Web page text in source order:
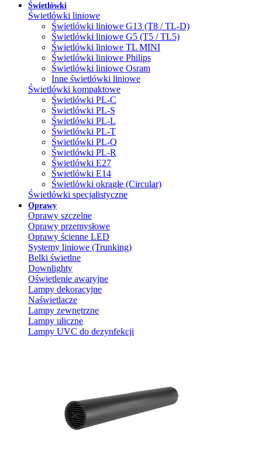
Świetlówki
Świetlówki liniowe
Świetlówki liniowe G13 (T8 / TL-D)
Świetlówki liniowe G5 (T5 / TL5)
Świetlówki liniowe TL MINI
Świetlówki liniowe Philips
Świetlówki liniowe Osram
Inne świetlówki liniowe
Świetlówki kompaktowe
Świetlówki PL-C
Świetlówki PL-S
Świetlówki PL-L
Świetlówki PL-T
Świetlówki PL-Q
Świetlówki PL-R
Świetlówki E27
Świetlówki E14
Świetlówki okrągłe (Circular)
Świetlówki specjalistyczne
Oprawy
Oprawy szczelne
Oprawy przemysłowe
Oprawy ścienne LED
Systemy liniowe (Trunking)
Belki świetlne
Downlighty
Oświetlenie awaryjne
Lampy dekoracyjne
Naświetlacze
Lampy zewnętrzne
Lampy uliczne
Lampy UVC do dezynfekcji